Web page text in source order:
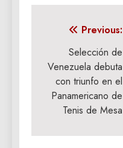
Navegación
entradas
Previous:
Selección de
Venezuela debuta
con triunfo en el
Panamericano de
Tenis de Mesa